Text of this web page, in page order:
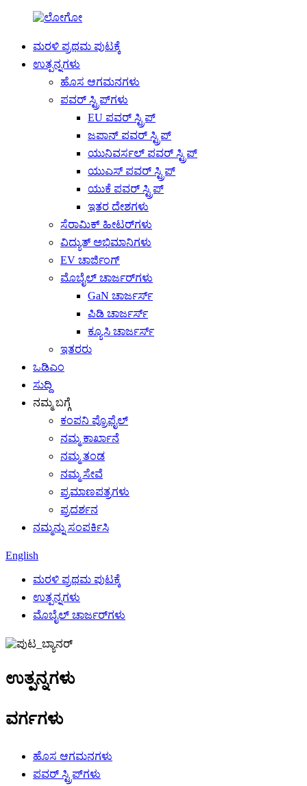
ಮರಳಿ ಪ್ರಥಮ ಪುಟಕ್ಕೆ
ಉತ್ಪನ್ನಗಳು
ಹೊಸ ಆಗಮನಗಳು
ಪವರ್ ಸ್ಟ್ರಿಪ್‌ಗಳು
EU ಪವರ್ ಸ್ಟ್ರಿಪ್
ಜಪಾನ್ ಪವರ್ ಸ್ಟ್ರಿಪ್
ಯುನಿವರ್ಸಲ್ ಪವರ್ ಸ್ಟ್ರಿಪ್
ಯುಎಸ್ ಪವರ್ ಸ್ಟ್ರಿಪ್
ಯುಕೆ ಪವರ್ ಸ್ಟ್ರಿಪ್
ಇತರ ದೇಶಗಳು
ಸೆರಾಮಿಕ್ ಹೀಟರ್‌ಗಳು
ವಿದ್ಯುತ್ ಅಭಿಮಾನಿಗಳು
EV ಚಾರ್ಜಿಂಗ್
ಮೊಬೈಲ್ ಚಾರ್ಜರ್‌ಗಳು
GaN ಚಾರ್ಜರ್ಸ್
ಪಿಡಿ ಚಾರ್ಜರ್ಸ್
ಕ್ಯೂಸಿ ಚಾರ್ಜರ್ಸ್
ಇತರರು
ಒಡಿಎಂ
ಸುದ್ದಿ
ನಮ್ಮ ಬಗ್ಗೆ
ಕಂಪನಿ ಪ್ರೊಫೈಲ್
ನಮ್ಮ ಕಾರ್ಖಾನೆ
ನಮ್ಮ ತಂಡ
ನಮ್ಮ ಸೇವೆ
ಪ್ರಮಾಣಪತ್ರಗಳು
ಪ್ರದರ್ಶನ
ನಮ್ಮನ್ನು ಸಂಪರ್ಕಿಸಿ
English
ಮರಳಿ ಪ್ರಥಮ ಪುಟಕ್ಕೆ
ಉತ್ಪನ್ನಗಳು
ಮೊಬೈಲ್ ಚಾರ್ಜರ್‌ಗಳು
ಉತ್ಪನ್ನಗಳು
ವರ್ಗಗಳು
ಹೊಸ ಆಗಮನಗಳು
ಪವರ್ ಸ್ಟ್ರಿಪ್‌ಗಳು